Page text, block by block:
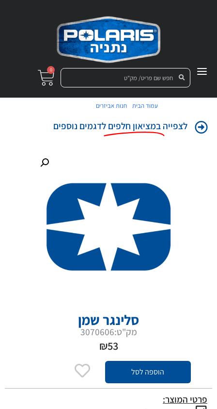
0
עמוד הבית חנות אביזרים
לצפייהבמציאון חלפים לדגמים נוספים
סלינגר שמן
מק"ט:3070606
₪53
הוספה לסל
פרטי המוצר: